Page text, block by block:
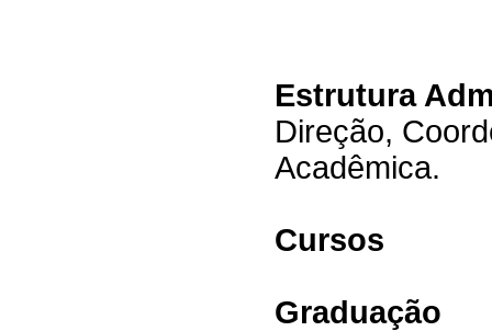
Estrutura
Direção,
Acadêmica.
Cursos
Graduação